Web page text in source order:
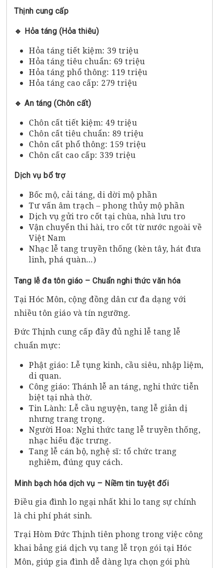
Thịnh cung cấp
🔹 Hỏa táng (Hỏa thiêu)
Hỏa táng tiết kiệm: 39 triệu
Hỏa táng tiêu chuẩn: 69 triệu
Hỏa táng phổ thông: 119 triệu
Hỏa táng cao cấp: 279 triệu
🔹 An táng (Chôn cất)
Chôn cất tiết kiệm: 49 triệu
Chôn cất tiêu chuẩn: 89 triệu
Chôn cất phổ thông: 159 triệu
Chôn cất cao cấp: 339 triệu
Dịch vụ bổ trợ
Bốc mộ, cải táng, di dời mộ phần
Tư vấn âm trạch – phong thủy mộ phần
Dịch vụ gửi tro cốt tại chùa, nhà lưu tro
Vận chuyển thi hài, tro cốt từ nước ngoài về
Việt Nam
Nhạc lễ tang truyền thống (kèn tây, hát đưa
linh, phá quàn…)
Tang lễ đa tôn giáo – Chuẩn nghi thức văn hóa
Tại Hóc Môn, cộng đồng dân cư đa dạng với
nhiều tôn giáo và tín ngưỡng.
Đức Thịnh cung cấp đầy đủ nghi lễ tang lễ
chuẩn mực:
Phật giáo: Lễ tụng kinh, cầu siêu, nhập liệm,
di quan.
Công giáo: Thánh lễ an táng, nghi thức tiễn
biệt tại nhà thờ.
Tin Lành: Lễ cầu nguyện, tang lễ giản dị
nhưng trang trọng.
Người Hoa: Nghi thức tang lễ truyền thống,
nhạc hiếu đặc trưng.
Tang lễ cán bộ, nghệ sĩ: tổ chức trang
nghiêm, đúng quy cách.
Minh bạch hóa dịch vụ – Niềm tin tuyệt đối
Điều gia đình lo ngại nhất khi lo tang sự chính
là chi phí phát sinh.
Trại Hòm Đức Thịnh tiên phong trong việc công
khai bảng giá dịch vụ tang lễ trọn gói tại Hóc
Môn, giúp gia đình dễ dàng lựa chọn gói phù